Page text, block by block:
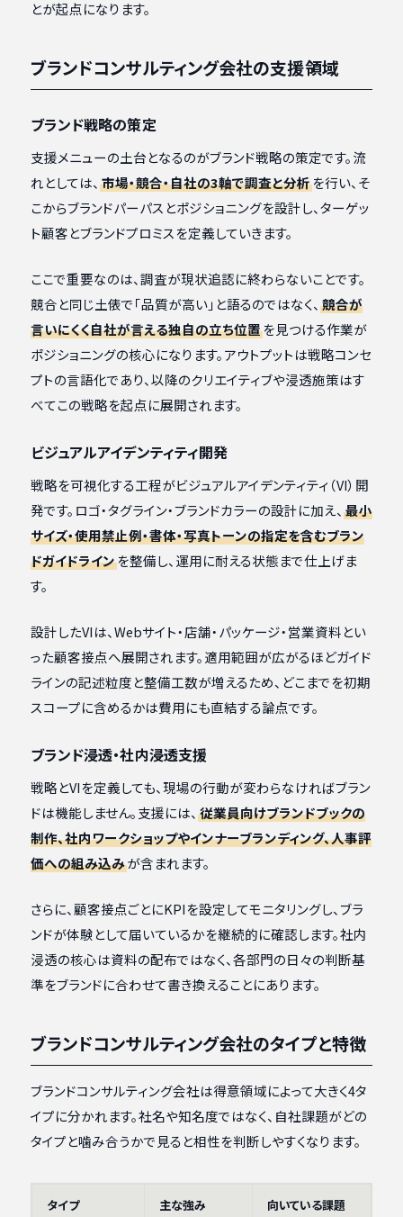
とが起点になります。
ブランドコンサルティング会社の支援領域
ブランド戦略の策定
支援メニューの土台となるのがブランド戦略の策定です。流
れとしては、 市場・競合・自社の3軸で調査と分析を行い、そ
こからブランドパーパスとポジショニングを設計し、ターゲッ
ト顧客とブランドプロミスを定義していきます。
ここで重要なのは、調査が現状追認に終わらないことです。
競合と同じ土俵で「品質が高い」と語るのではなく、 競合が
言いにくく自社が言える独自の立ち位置を見つける作業が
ポジショニングの核心になります。アウトプットは戦略コンセ
プトの言語化であり、以降のクリエイティブや浸透施策はす
べてこの戦略を起点に展開されます。
ビジュアルアイデンティティ開発
戦略を可視化する工程がビジュアルアイデンティティ（VI）開
発です。ロゴ・タグライン・ブランドカラーの設計に加え、 最小
サイズ・使用禁止例・書体・写真トーンの指定を含むブラン
ドガイドラインを整備し、運用に耐える状態まで仕上げま
す。
設計したVIは、Webサイト・店舗・パッケージ・営業資料とい
った顧客接点へ展開されます。適用範囲が広がるほどガイド
ラインの記述粒度と整備工数が増えるため、どこまでを初期
スコープに含めるかは費用にも直結する論点です。
ブランド浸透・社内浸透支援
戦略とVIを定義しても、現場の行動が変わらなければブラン
ドは機能しません。支援には、 従業員向けブランドブックの
制作、社内ワークショップやインナーブランディング、人事評
価への組み込みが含まれます。
さらに、顧客接点ごとにKPIを設定してモニタリングし、ブラ
ンドが体験として届いているかを継続的に確認します。社内
浸透の核心は資料の配布ではなく、各部門の日々の判断基
準をブランドに合わせて書き換えることにあります。
ブランドコンサルティング会社のタイプと特徴
ブランドコンサルティング会社は得意領域によって大きく4タ
イプに分かれます。社名や知名度ではなく、自社課題がどの
タイプと噛み合うかで見ると相性を判断しやすくなります。
タイプ 主な強み 向いている課題